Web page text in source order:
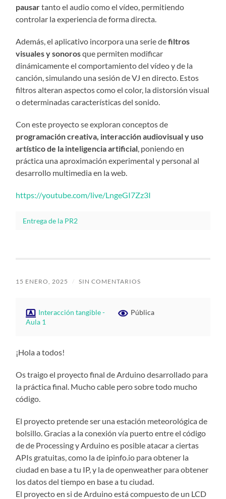
pausartanto el audio como el vídeo, permitiendo
controlar la experiencia de forma directa.
Además, el aplicativo incorpora una serie defiltros
visuales y sonorosque permiten modificar
dinámicamente el comportamiento del vídeo y de la
canción, simulando una sesión de VJ en directo. Estos
filtros alteran aspectos como el color, la distorsión visual
o determinadas características del sonido.
Con este proyecto se exploran conceptos de
programación creativa, interacción audiovisual y uso
artístico de la inteligencia artificial, poniendo en
práctica una aproximación experimental y personal al
desarrollo multimedia en la web.
https://youtube.com/live/LngeGI7Zz3I
Entrega de la PR2
15 ENERO, 2025 / SIN COMENTARIOS
Interacción tangible -
Aula 1
Pública
¡Hola a todos!
Os traigo el proyecto final de Arduino desarrollado para
la práctica final. Mucho cable pero sobre todo mucho
código.
El proyecto pretende ser una estación meteorológica de
bolsillo. Gracias a la conexión vía puerto entre el código
de de Processing y Arduino es posible atacar a ciertas
APIs gratuitas, como la de ipinfo.io para obtener la
ciudad en base a tu IP, y la de openweather para obtener
los datos del tiempo en base a tu ciudad.
El proyecto en si de Arduino está compuesto de un LCD